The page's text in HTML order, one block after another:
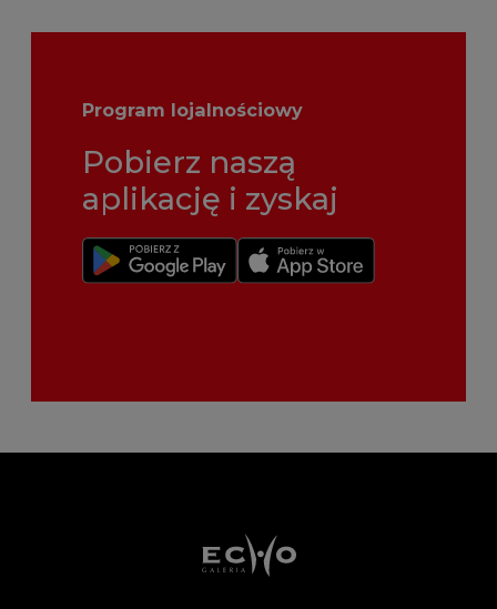
Program lojalnościowy
Pobierz naszą
aplikację i zyskaj